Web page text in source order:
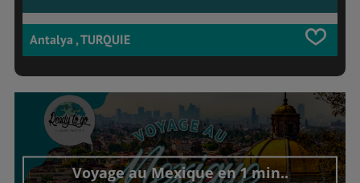
Antalya , TURQUIE
Voyage au Mexique en 1 min..